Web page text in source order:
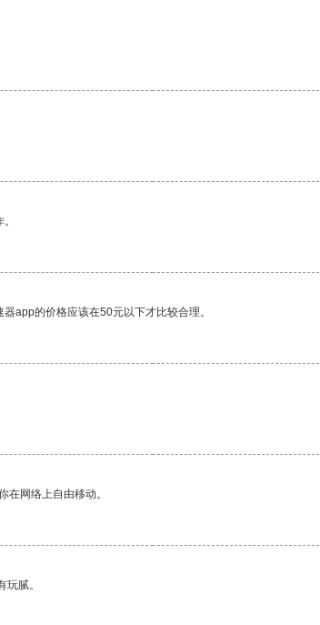
app的价格应该在50元以下才比较合理。
在网络上自由移动。
腻。